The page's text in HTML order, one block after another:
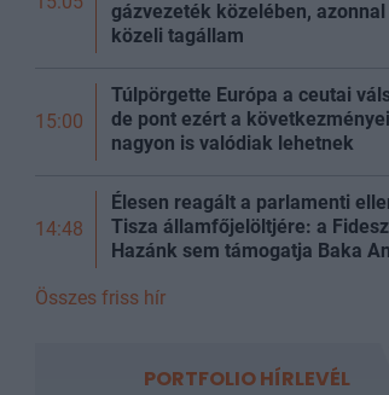
gázvezeték közelében,
közeli tagállam
15:00
Túlpörgette Európa a ceutai
de pont ezért a következményei
nagyon is valódiak lehetnek
14:48
Élesen reagált a parlamenti
Tisza államfőjelöltjére: a
Hazánk sem támogatja Baka
Összes friss hír
PORTFOLIO HÍRLEVÉL